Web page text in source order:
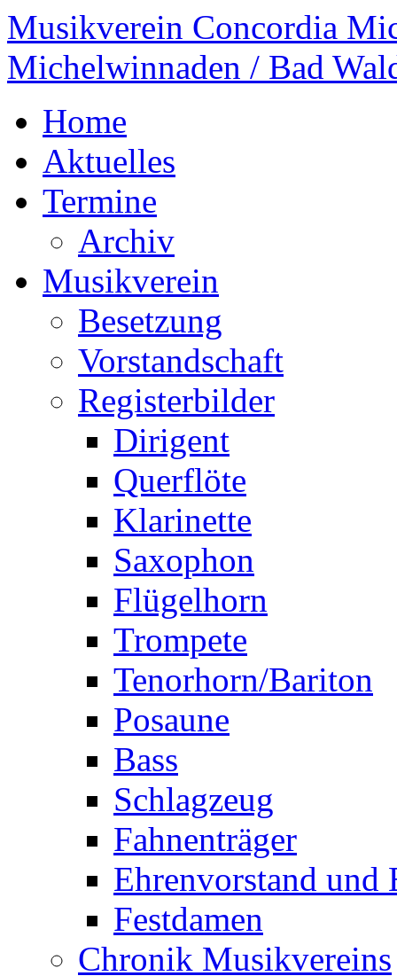
Musikverein Concordia
Michelwinnaden / Bad
Home
Aktuelles
Termine
Archiv
Musikverein
Besetzung
Vorstandschaft
Registerbilder
Dirigent
Querflöte
Klarinette
Saxophon
Flügelhorn
Trompete
Tenorhorn/Bariton
Posaune
Bass
Schlagzeug
Fahnenträger
Ehrenvorstand und
Festdamen
Chronik Musikvereins